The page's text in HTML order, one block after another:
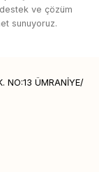
destek ve çözüm
sunuyoruz.
NO:13 ÜMRANİYE/